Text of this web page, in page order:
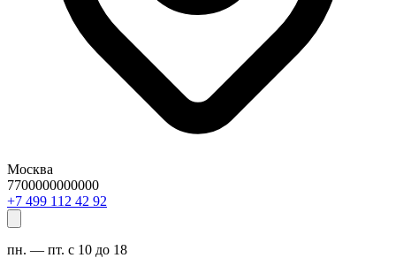
Москва
7700000000000
29 24 211 994 7+
пн. — пт. с 10 до 18